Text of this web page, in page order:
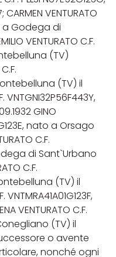
VENTURATO
a Godega di
VENTURATO C.F.
(TV)
(TV) il
VNTGNI32P56F443Y,
GINO
nato a Orsago
C.F.
di Sant`Urbano
C.F.
(TV) il
VNTMRA41A01G123F,
VENTURATO C.F.
(TV) il
o avente
nonché ogni